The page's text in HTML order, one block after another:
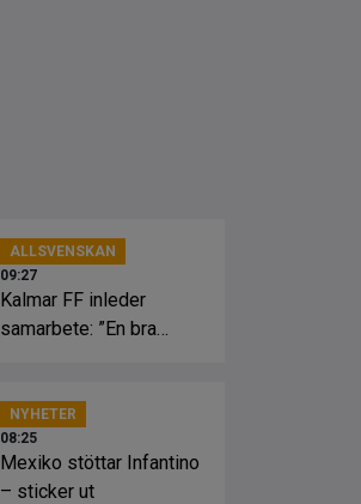
ALLSVENSKAN
09:27
Kalmar FF inleder
samarbete: ”En bra
NYHETER
08:25
Mexiko stöttar Infantino
– sticker ut